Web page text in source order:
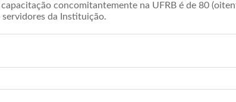
concomitantemente na UFRB é de 80
servidores da Instituição.